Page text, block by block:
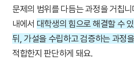
문제의 범위를 다듬는 과정을 거칩
내에서 대학생의 힘으로 해결할 수
뒤, 가설을 수립하고 검증하는 과정
적합한지 판단하게 돼요.